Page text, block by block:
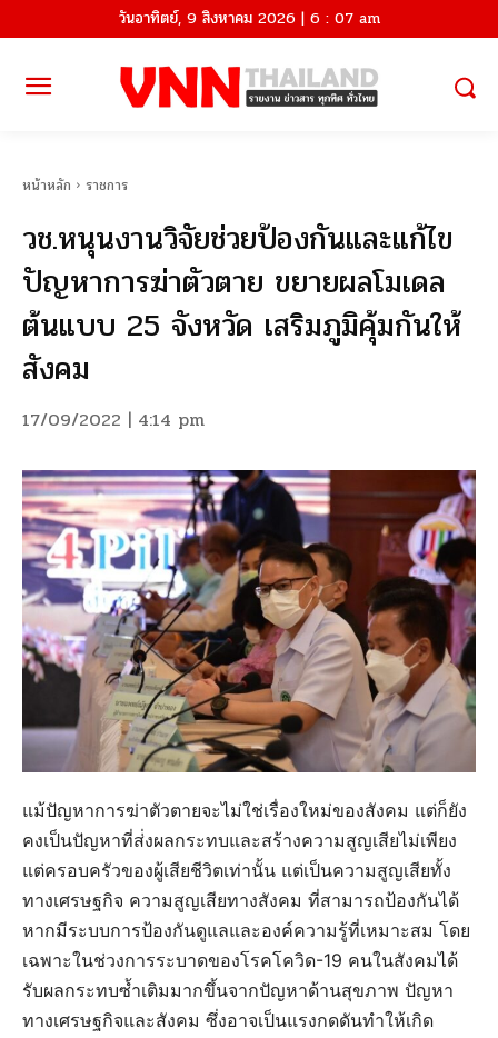
วันอาทิตย์, 9 สิงหาคม 2026 | 6 : 07 am
หน้าหลัก ราชการ
วช.หนุนงานวิจัยช่วยป้องกันและแก้ไข
ปัญหาการฆ่าตัวตาย ขยายผลโมเดล
ต้นแบบ 25 จังหวัด เสริมภูมิคุ้มกันให้
สังคม
17/09/2022 | 4:14 pm
แม้ปัญหาการฆ่าตัวตายจะไม่ใช่เรื่องใหม่ของสังคม แต่ก็ยัง
คงเป็นปัญหาที่ส่่งผลกระทบและสร้างความสูญเสียไม่เพียง
แต่ครอบครัวของผู้เสียชีวิตเท่านั้น แต่เป็นความสูญเสียทั้ง
ทางเศรษฐกิจ ความสูญเสียทางสังคม ที่สามารถป้องกันได้
หากมีระบบการป้องกันดูแลและองค์ความรู้ที่เหมาะสม โดย
เฉพาะในช่วงการระบาดของโรคโควิด-19 คนในสังคมได้
รับผลกระทบซ้ำเติมมากขึ้นจากปัญหาด้านสุขภาพ ปัญหา
ทางเศรษฐกิจและสังคม ซึ่งอาจเป็นแรงกดดันทำให้เกิด